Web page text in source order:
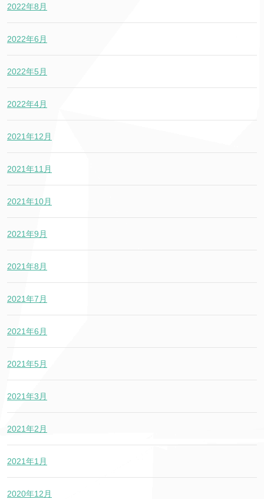
2022年8月
2022年6月
2022年5月
2022年4月
2021年12月
2021年11月
2021年10月
2021年9月
2021年8月
2021年7月
2021年6月
2021年5月
2021年3月
2021年2月
2021年1月
2020年12月